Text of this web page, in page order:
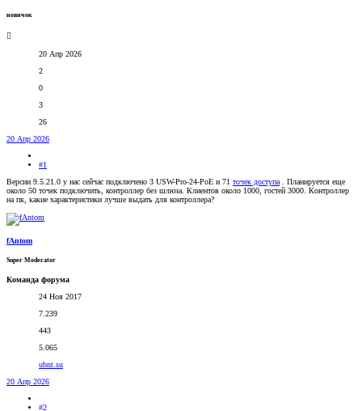
новичок
20 Апр 2026
2
0
3
26
20 Апр 2026
#1
Версии 9.5.21.0 у нас сейчас подключено 3 USW-Pro-24-PoE и 71 точек доступа
. Планируется еще
около 50 точек подключить, контроллер без шлюза. Клиентов около 1000, гостей 3000. Контроллер
на пк, какие характеристики лучше выдать для контроллера?
fAntom
Super Moderator
Команда форума
24 Ноя 2017
7.239
443
5.065
ubnt.su
20 Апр 2026
#2